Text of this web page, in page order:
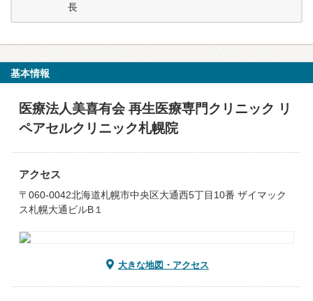
長
基本情報
医療法人美喜有会 再生医療専門クリニック リ
ペアセルクリニック札幌院
アクセス
〒060-0042北海道札幌市中央区大通西5丁目10番 ザイマック
ス札幌大通ビルB１
大きな地図・アクセス